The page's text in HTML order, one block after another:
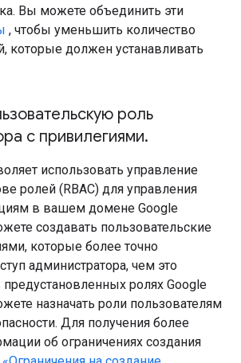
Вы можете объединить эти
, чтобы уменьшить количество
которые должен устанавливать
роль
с привилегиями.
использовать управление
ролей (RBAC) для управления
в вашем домене Google
создавать пользовательские
которые более точно
администратора, чем это
ролях Google
назначать роли пользователям
Для получения более
об ограничениях создания